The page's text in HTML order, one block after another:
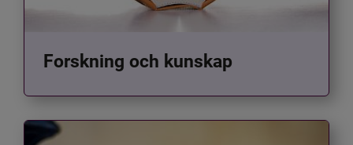
Forskning och kunskap